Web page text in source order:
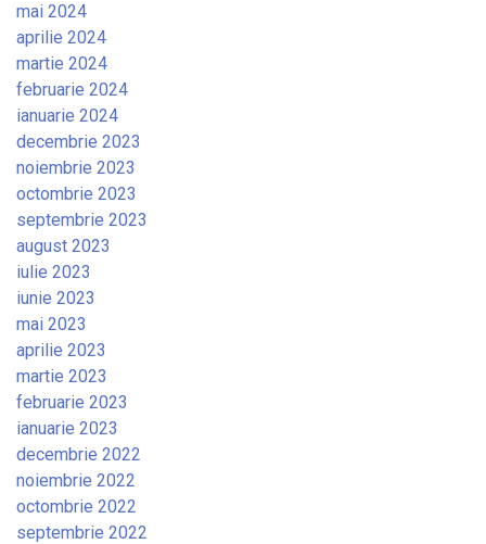
mai 2024
aprilie 2024
martie 2024
februarie 2024
ianuarie 2024
decembrie 2023
noiembrie 2023
octombrie 2023
septembrie 2023
august 2023
iulie 2023
iunie 2023
mai 2023
aprilie 2023
martie 2023
februarie 2023
ianuarie 2023
decembrie 2022
noiembrie 2022
octombrie 2022
septembrie 2022